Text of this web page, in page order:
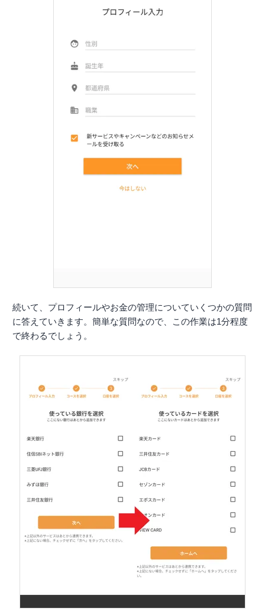
続いて、プロフィールやお金の管理についていくつかの質問
に答えていきます。簡単な質問なので、この作業は1分程度
で終わるでしょう。